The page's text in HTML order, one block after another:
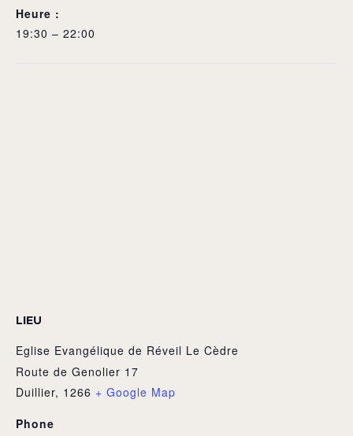
Heure :
19:30 – 22:00
LIEU
Eglise Evangélique de Réveil Le Cèdre
Route de Genolier 17
Duillier, 1266 + Google Map
Phone